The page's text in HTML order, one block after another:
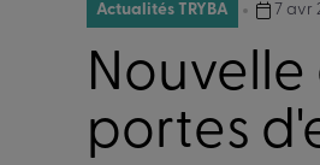
Actualités TRYBA 7 avr
portes